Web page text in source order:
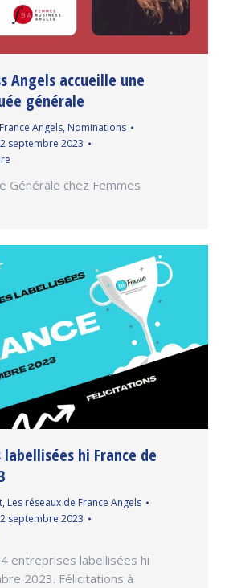
Angels accueille une
générale
Angels, Nominations
septembre 2023
Générale chez Femmes
hi France de
, Les réseaux de France Angels
septembre 2023
entreprises labellisées hi
2023. Félicitations à